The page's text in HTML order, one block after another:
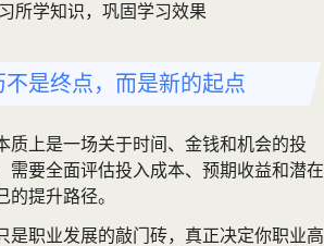
所学知识，巩固学习效果
是终点，而是新的起点
质上是一场关于时间、金钱和机会的投
需要全面评估投入成本、预期收益和潜在
的提升路径。
是职业发展的敲门砖，真正决定你职业高